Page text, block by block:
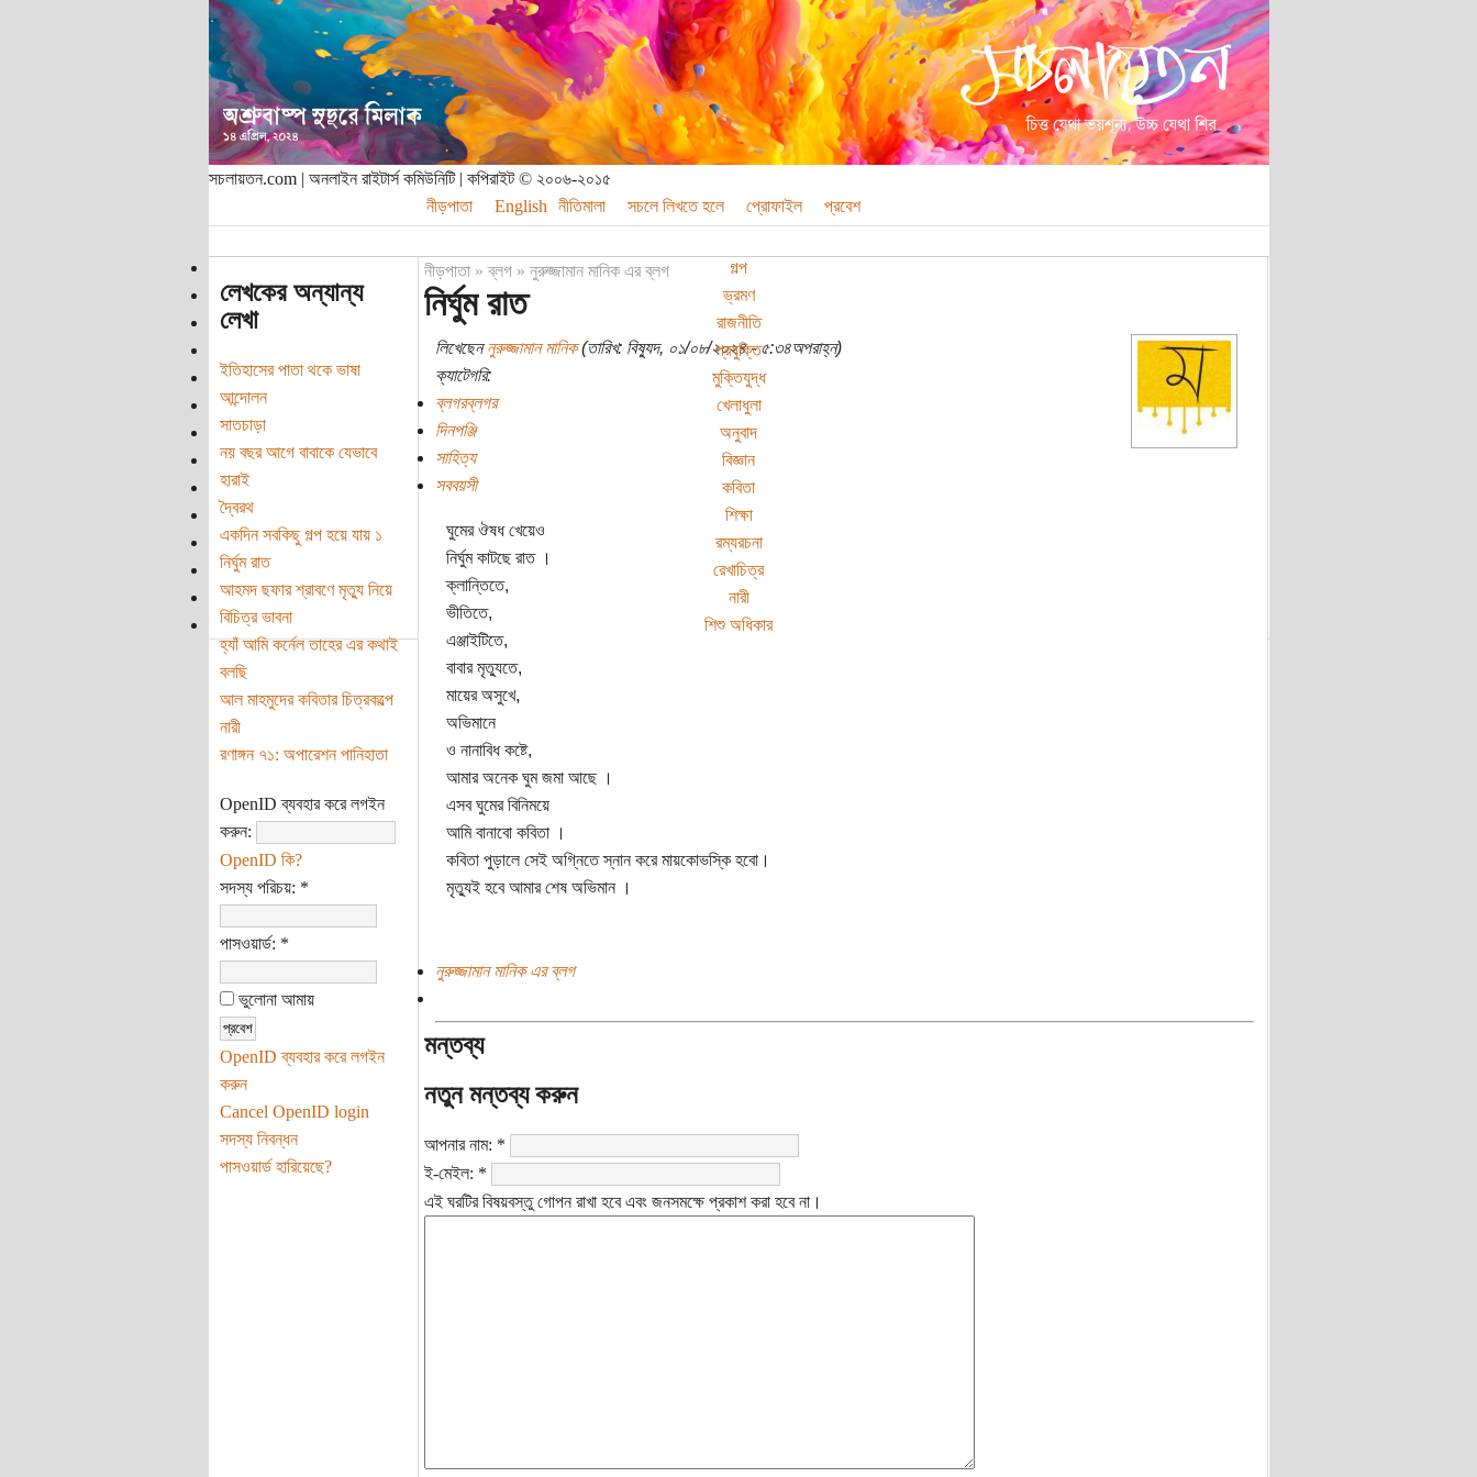
সচলায়তন.com | অনলাইন রাইটার্স কমিউনিটি | কপিরাইট © ২০০৬-২০১৫
নীড়পাতা
English নীতিমালা সচলে লিখতে হলে প্রোফাইল প্রবেশ
গল্প
ভ্রমণ
রাজনীতি
প্রযুক্তি
মুক্তিযুদ্ধ
খেলাধুলা
অনুবাদ
বিজ্ঞান
কবিতা
শিক্ষা
রম্যরচনা
রেখাচিত্র
নারী
শিশু অধিকার
লেখকের অন্যান্য
লেখা
ইতিহাসের পাতা থকে ভাষা
আন্দোলন
সাতচাড়া
নয় বছর আগে বাবাকে যেভাবে
হারাই
দ্বৈরথ
একদিন সবকিছু গল্প হয়ে যায় ১
নির্ঘুম রাত
আহমদ ছফার শ্রাবণে মৃত্যু নিয়ে
বিচিত্র ভাবনা
হ্যাঁ আমি কর্নেল তাহের এর কথাই
বলছি
আল মাহমুদের কবিতার চিত্রকল্পে
নারী
রণাঙ্গন ৭১: অপারেশন পানিহাতা
OpenID ব্যবহার করে লগইন
করুন:
OpenID কি?
সদস্য পরিচয়: *
পাসওয়ার্ড: *
ভুলোনা আমায়
OpenID ব্যবহার করে লগইন
করুন
Cancel OpenID login
সদস্য নিবন্ধন
পাসওয়ার্ড হারিয়েছে?
নীড়পাতা»ব্লগ» নুরুজ্জামান মানিক এর ব্লগ
নির্ঘুম রাত
লিখেছেননুরুজ্জামান মানিক(তারিখ: বিষ্যুদ, ০১/০৮/২০২৪ - ৫:৩৪অপরাহ্ন)
ক্যাটেগরি:
ব্লগরব্লগর
দিনপঞ্জি
সাহিত্য
সববয়সী
ঘুমের ঔষধ খেয়েও
নির্ঘুম কাটছে রাত ।
ক্লান্তিতে,
ভীতিতে,
এঞ্জাইটিতে,
বাবার মৃত্যুতে,
মায়ের অসুখে,
অভিমানে
ও নানাবিধ কষ্টে,
আমার অনেক ঘুম জমা আছে ।
এসব ঘুমের বিনিময়ে
আমি বানাবো কবিতা ।
কবিতা পুড়ালে সেই অগ্নিতে স্নান করে মায়কোভস্কি হবো।
মৃত্যুই হবে আমার শেষ অভিমান ।
নুরুজ্জামান মানিক এর ব্লগ
মন্তব্য
নতুন মন্তব্য করুন
আপনার নাম: *
ই-মেইল: *
এই ঘরটির বিষয়বস্তু গোপন রাখা হবে এবং জনসমক্ষে প্রকাশ করা হবে না।